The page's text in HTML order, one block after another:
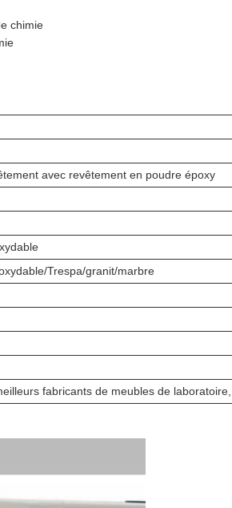
chimie
avec revêtement en poudre époxy
Trespa/granit/marbre
fabricants de meubles de